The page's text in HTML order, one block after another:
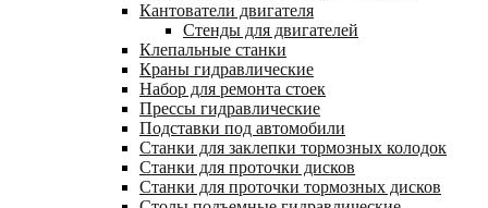
Кантователи двигателя
Стенды для двигателей
Клепальные станки
Краны гидравлические
Набор для ремонта стоек
Прессы гидравлические
Подставки под автомобили
Станки для заклепки тормозных колодок
Станки для проточки дисков
Станки для проточки тормозных дисков